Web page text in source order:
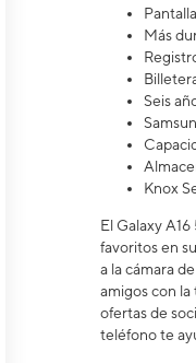
Más
Seis
Knox
El Galaxy
favoritos en
a la cámara
amigos con
ofertas de
teléfono te